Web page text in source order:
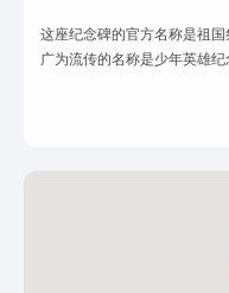
这座纪念碑的官方名称是祖
广为流传的名称是少年英雄纪